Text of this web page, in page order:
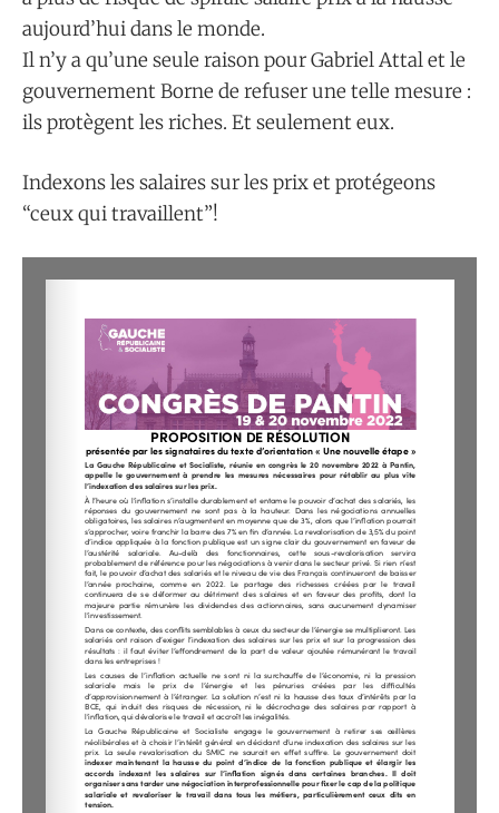
aujourd’hui dans le monde.
Il n’y a qu’une seule raison pour Gabriel Attal et le
gouvernement Borne de refuser une telle mesure :
ils protègent les riches. Et seulement eux.
Indexons les salaires sur les prix et protégeons
“ceux qui travaillent”!